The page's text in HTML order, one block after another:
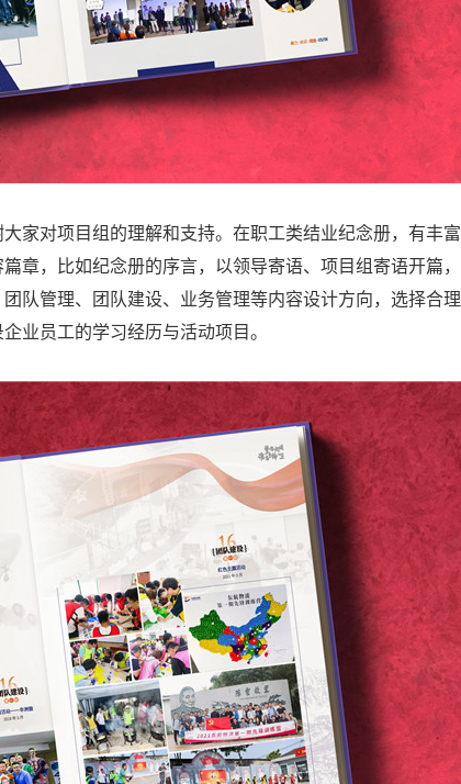
家对项目组的理解和支持。在职工类结业纪念册，有丰富
章，比如纪念册的序言，以领导寄语、项目组寄语开篇，
队管理、团队建设、业务管理等内容设计方向，选择合理
业员工的学习经历与活动项目。